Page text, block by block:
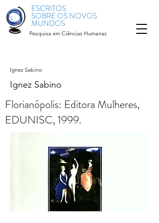
ESCRITOS
SOBRE OS NOVOS
MUNDOS
Pesquisa em Ciências Humanas
Ignez Sabino
Ignez Sabino
Florianópolis: Editora Mulheres,
EDUNISC, 1999.